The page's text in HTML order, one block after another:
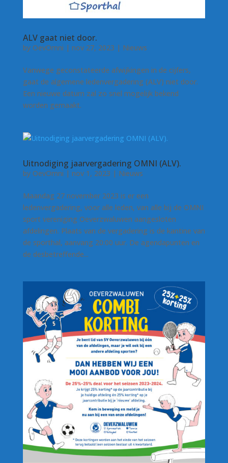
ALV gaat niet door.
by OevOmni | nov 27, 2023 | Nieuws
Vanwege geconstateerde afwijkingen in de cijfers,
gaat de algemene ledenvergadering (ALV) niet door.
Een nieuwe datum zal zo snel mogelijk bekend
worden gemaakt.
Uitnodiging jaarvergadering OMNI (ALV).
by OevOmni | nov 1, 2023 | Nieuws
Maandag 27 november 2023 is er een
ledenvergadering, voor alle leden, van alle bij de OMNI
sport vereniging Oeverzwaluwen aangesloten
afdelingen. Plaats van de vergadering is de kantine van
de sporthal, aanvang 20:00 uur. De agendapunten en
de desbetreffende...